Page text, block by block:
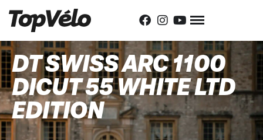
DT SWISS ARC 1100
DICUT 55 WHITE LTD
EDITION